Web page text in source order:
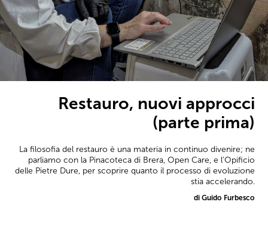
Restauro, nuovi approcci
(parte prima)
La filosofia del restauro è una materia in continuo divenire; ne
parliamo con la Pinacoteca di Brera, Open Care, e l'Opificio
delle Pietre Dure, per scoprire quanto il processo di evoluzione
stia accelerando.
di Guido Furbesco